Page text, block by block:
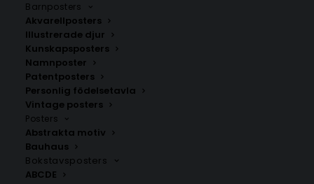
Barnposters
Akvarellposters
Illustrerade djur
Kunskapsposters
Namnposter
Patentposters
Personlig födelsetavla
Vintage posters
Posters
Abstrakta motiv
Bauhaus
Bokstavsposters
ABCDE
30×40 cm och 21×30 cm.
Alvesta kommun, Kronobergs län
ANDRA KÖPTE ÄVEN